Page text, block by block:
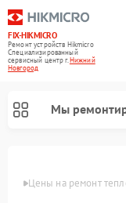
FIX-HIKMICRO
Ремонт устройств Hikmicro
Специализированный
cервисный центр г.Нижний
Новгород
Мы
Цены на ремонт